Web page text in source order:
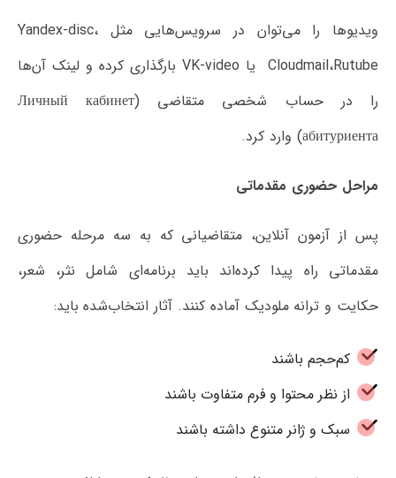
ویدیوها را می‌توان در سرویس‌هایی مثل Yandex-disc،
Cloudmail،Rutube یا VK-video بارگذاری کرده و لینک آن‌ها
را در حساب شخصی متقاضی (Личный кабинет
абитуриента) وارد کرد.
مراحل حضوری مقدماتی
پس از آزمون آنلاین، متقاضیانی که به سه مرحله حضوری
مقدماتی راه پیدا کرده‌اند باید برنامه‌ای شامل نثر، شعر،
حکایت و ترانه ملودیک آماده کنند. آثار انتخاب‌شده باید:
کم‌حجم باشند
از نظر محتوا و فرم متفاوت باشند
سبک و ژانر متنوع داشته باشند